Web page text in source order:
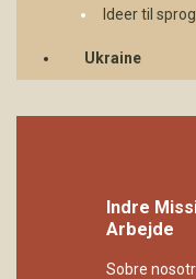
Ideer til
Ukraine
Indre
Arbejde
Sobre